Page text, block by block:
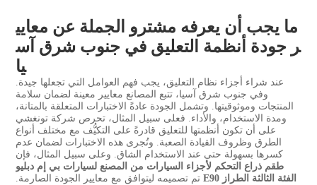
ما يجب أن يعرفه مشترو الجملة عن معايي
ر جودة أنظمة التعليق في جنوب شرق آس
يا
عند شراء أجزاء نظام التعليق، يجب فهم العوامل التي تجعلها جيدة.
وفي جنوب شرق آسيا، تتبع المصانع معايير معينة لضمان سلامة
المنتجات وموثوقيتها. وتشمل الجودة عادةً الاختبارات المتعلقة بالمتانة،
ومدة الاستخدام، والأداء. فعلى سبيل المثال، تحرص شركة تونغشي
على أن تكون أنظمتها للتعليق قادرةً على التكيُّف مع مختلف أنواع
الطرق وظروف القيادة الصعبة. وتُجرى هذه الاختبارات لضمان عدم
كسرها بسهولة حتى عند الاستخدام الشاق. وعلى سبيل المثال، فإن
طقم ذراع التحكم لأجزاء السيارات من المصنع لسيارات بي إم دبليو
الفئة الثالثة الطراز E90
تم تصميمه ليتوافق مع معايير الجودة الصارمة.